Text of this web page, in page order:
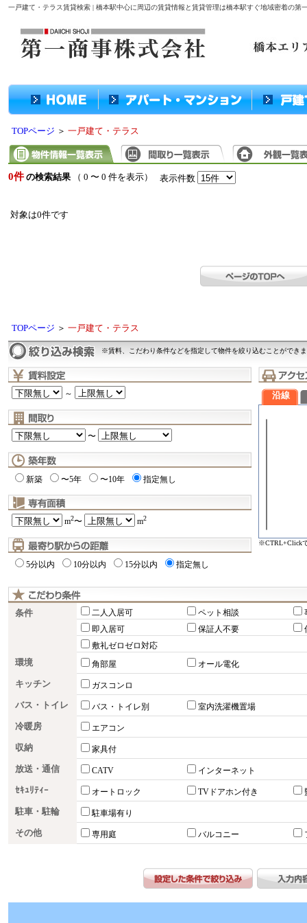
一戸建て・テラス賃貸検索 | 橋本駅中心に周辺の賃貸情報と賃貸管理は橋本駅すぐ地域密着の第
TOPページ ＞ 一戸建て・テラス
0件 の検索結果 （ 0 〜 0 件を表示） 表示件数
対象は0件です
TOPページ ＞ 一戸建て・テラス
※賃料、こだわり条件などを指定して物件を絞り込むことができ
～
〜
新築 〜5年 〜10年 指定無し
m2〜 m2
5分以内 10分以内 15分以内 指定無し
沿線
※CTRL+Click
条件 二人入居可 ペット相談
即入居可
保証人不要
敷礼ゼロゼロ対応
環境 角部屋 オール電化
キッチン ガスコンロ
バス・トイレ バス・トイレ別 室内洗濯機置場
冷暖房 エアコン
収納 家具付
放送・通信 CATV インターネット
ｾｷｭﾘﾃｨｰ オートロック TVドアホン付き
駐車・駐輪 駐車場有り
その他 専用庭 バルコニー